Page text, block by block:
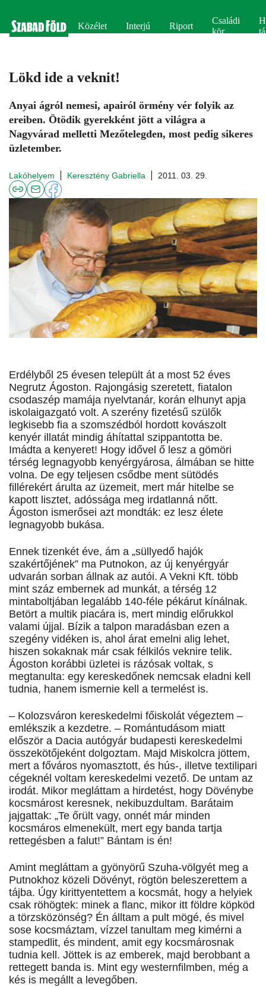
Közélet Interjú Riport
Családi
kör
Lökd ide a veknit!
Anyai ágról nemesi, apairól örmény vér folyik az
ereiben. Ötödik gyerekként jött a világra a
Nagyvárad melletti Mezőtelegden, most pedig sikeres
üzletember.
Lakóhelyem Keresztény Gabriella 2011. 03. 29.
Erdélyből 25 évesen települt át a most 52 éves
Negrutz Ágoston. Rajongásig szeretett, fiatalon
csodaszép mamája nyelvtanár, korán elhunyt apja
iskolaigazgató volt. A szerény fizetésű szülők
legkisebb fia a szomszédból hordott kovászolt
kenyér illatát mindig áhítattal szippantotta be.
Imádta a kenyeret! Hogy idővel ő lesz a gömöri
térség legnagyobb kenyérgyárosa, álmában se hitte
volna. De egy teljesen csődbe ment sütödés
fillérekért árulta az üzemeit, mert már hitelbe se
kapott lisztet, adóssága meg irdatlanná nőtt.
Ágoston ismerősei azt mondták: ez lesz élete
legnagyobb bukása.
Ennek tizenkét éve, ám a „süllyedő hajók
szakértőjének” ma Putnokon, az új kenyérgyár
udvarán sorban állnak az autói. A Vekni Kft. több
mint száz embernek ad munkát, a térség 12
mintaboltjában legalább 140-féle pékárut kínálnak.
Betört a multik piacára is, mert mindig előrukkol
valami újjal. Bízik a talpon maradásban ezen a
szegény vidéken is, ahol árat emelni alig lehet,
hiszen sokaknak már csak félkilós veknire telik.
Ágoston korábbi üzletei is rázósak voltak, s
megtanulta: egy kereskedőnek nemcsak eladni kell
tudnia, hanem ismernie kell a termelést is.
– Kolozsváron kereskedelmi főiskolát végeztem –
emlékszik a kezdetre. – Romántudásom miatt
először a Dacia autó­gyár budapesti kereskedelmi
összekötőjeként dolgoztam. Majd Miskolcra jöttem,
mert a főváros nyomasztott, és hús-, illetve textilipari
cégeknél voltam kereskedelmi vezető. De untam az
irodát. Mikor megláttam a hirdetést, hogy Dövénybe
kocsmárost keresnek, nekibuzdultam. Barátaim
jajgattak: „Te őrült vagy, onnét már minden
kocsmáros elmenekült, mert egy banda tartja
rettegésben a falut!” Bántam is én!
Amint megláttam a gyönyörű Szuha-völgyét meg a
Putnokhoz közeli Dövényt, rögtön beleszerettem a
tájba. Úgy kirittyentettem a kocsmát, hogy a helyiek
csak röhögtek: minek a flanc, mikor itt földre köpköd
a törzsközönség? Én álltam a pult mögé, és mivel
sose kocsmáztam, vízzel tanultam meg kimérni a
stampedlit, és mindent, amit egy kocsmárosnak
tudnia kell. Jöttek is az emberek, majd berobbant a
rettegett banda is. Mint egy westernfilmben, még a
kés is megállt a levegőben.